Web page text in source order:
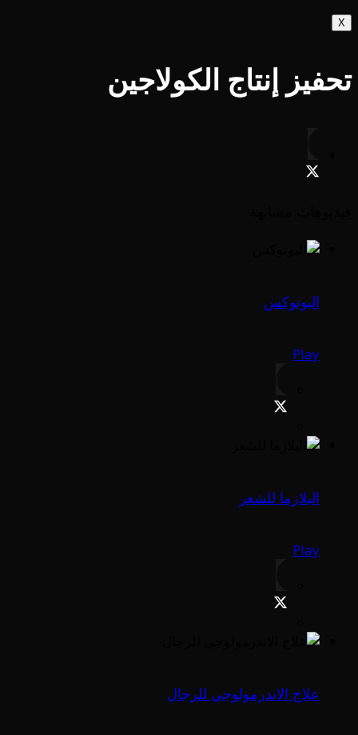
X
تحفيز إنتاج الكولاجين
البوتوكس
Play
البلازما للشعر
Play
علاج الاندرمولوجي للرجال